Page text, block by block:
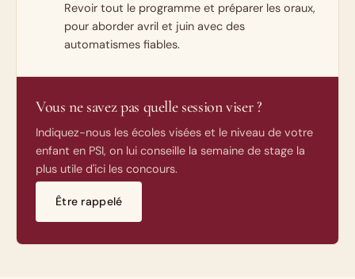
Revoir tout le programme et préparer les oraux,
pour aborder avril et juin avec des
automatismes fiables.
Vous ne savez pas quelle session viser ?
Indiquez-nous les écoles visées et le niveau de votre
enfant en PSI, on lui conseille la semaine de stage la
plus utile d'ici les concours.
Être rappelé